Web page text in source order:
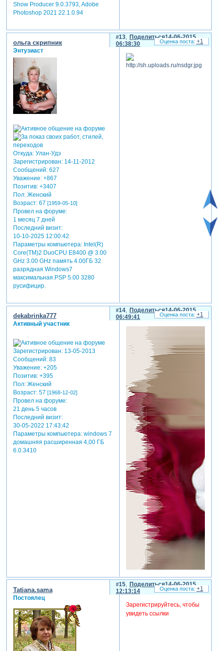
Show Producer 9.0.3793, Adobe
Photoshop 2021 22.1.0.94
Поделиться
13
14-06-2015
06:38:30
ольга скрипник
Энтузиаст
Откуда:Улан-Удэ
Зарегистрирован: 14-11-2012
Сообщений:627
Уважение: +867
Позитив: +3407
Пол:Женский
Возраст:67 [1959-05-10]
Провел на форуме:
1 месяц 7 дней
Последний визит:
10-10-2025 12:00:42
Параметры компьютера:Intel(R)
Core(TM)2 DuoCPU E8400 @ 3.00
GHz 3.00 GHz память 4.00ГБ 32
разрядная Windows7
максимальная.PSP 5.00 3280
русифицир.
+1
Поделиться
14
14-06-2015
06:49:41
dekabrinka777
Активный участник
Зарегистрирован: 13-05-2013
Сообщений:83
Уважение: +205
Позитив: +395
Пол:Женский
Возраст:57 [1968-12-02]
Провел на форуме:
21 день 5 часов
Последний визит:
30-05-2022 17:43:42
Параметры компьютера:windows 7
домашняя расширенная 4,00 ГБ
6.0.3410
+1
Поделиться
15
14-06-2015
12:13:14
Tatiana.sama
Постоялец
Зарегистрируйтесь, чтобы
увидеть ссылки
+1